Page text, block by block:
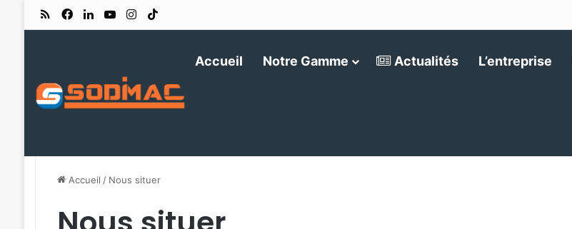
RSSFacebook
LinkedinYouTubeInstagram
Accueil Notre Gamme Actualités L’entreprise
Accueil / Nous situer